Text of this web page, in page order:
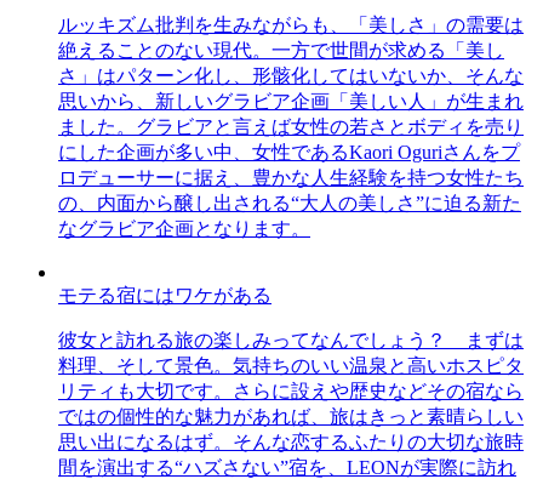
ルッキズム批判を生みながらも、「美しさ」の需要は
絶えることのない現代。一方で世間が求める「美し
さ」はパターン化し、形骸化してはいないか、そんな
思いから、新しいグラビア企画「美しい人」が生まれ
ました。グラビアと言えば女性の若さとボディを売り
にした企画が多い中、女性であるKaori Oguriさんをプ
ロデューサーに据え、豊かな人生経験を持つ女性たち
の、内面から醸し出される“大人の美しさ”に迫る新た
なグラビア企画となります。
モテる宿にはワケがある
彼女と訪れる旅の楽しみってなんでしょう？ まずは
料理、そして景色。気持ちのいい温泉と高いホスピタ
リティも大切です。さらに設えや歴史などその宿なら
ではの個性的な魅力があれば、旅はきっと素晴らしい
思い出になるはず。そんな恋するふたりの大切な旅時
間を演出する“ハズさない”宿を、LEONが実際に訪れ